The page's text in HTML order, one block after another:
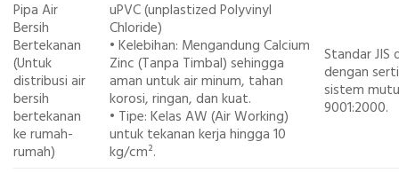
Pipa Air
Bersih
Bertekanan
(Untuk
distribusi air
bersih
bertekanan
ke rumah-
rumah)
uPVC (unplastized Polyvinyl
Chloride)
• Kelebihan: Mengandung Calcium
Zinc (Tanpa Timbal) sehingga
aman untuk air minum, tahan
korosi, ringan, dan kuat.
• Tipe: Kelas AW (Air Working)
untuk tekanan kerja hingga 10
kg/cm².
Standar JIS
dengan
sistem
9001:2000.